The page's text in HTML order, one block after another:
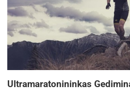
Ultramaratonininkas